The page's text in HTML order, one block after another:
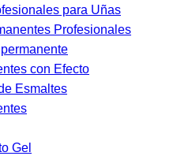
para Uñas
Profesionales
con Efecto
Esmaltes
Gel